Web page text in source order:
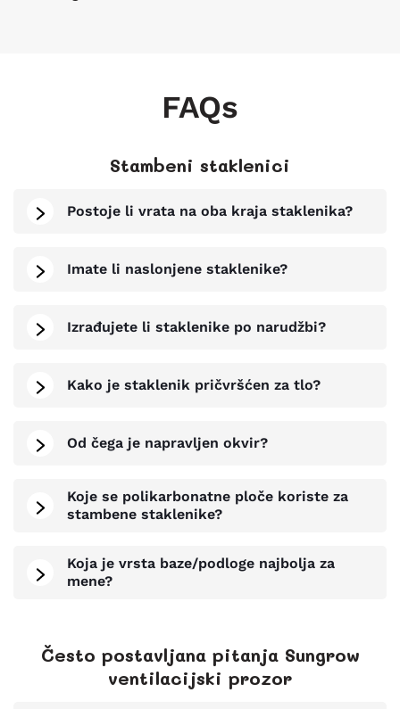
FAQs
Stambeni staklenici
Postoje li vrata na oba kraja staklenika?
Imate li naslonjene staklenike?
Izrađujete li staklenike po narudžbi?
Kako je staklenik pričvršćen za tlo?
Od čega je napravljen okvir?
Koje se polikarbonatne ploče koriste za
stambene staklenike?
Koja je vrsta baze/podloge najbolja za
mene?
Često postavljana pitanja Sungrow
ventilacijski prozor